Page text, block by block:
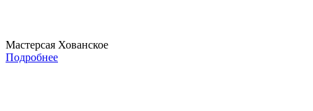
Мастерсая Хованское
Подробнее